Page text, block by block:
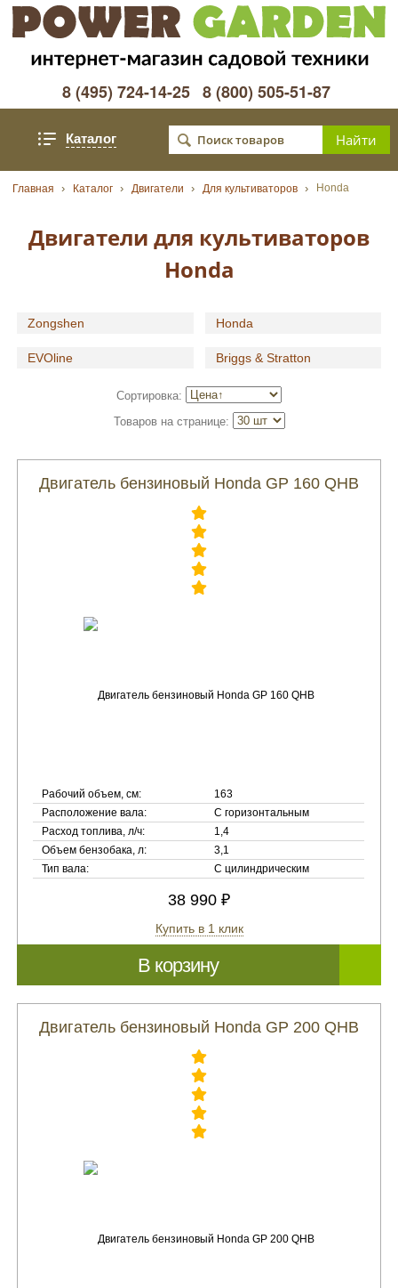
8 (495) 724-14-25 8 (800) 505-51-87
Каталог
Главная Каталог Двигатели Для культиваторов Honda
Двигатели для культиваторов
Honda
Zongshen Honda
EVOline Briggs & Stratton
Сортировка:
Товаров на странице:
Двигатель бензиновый Honda GP 160 QHB
Рабочий объем, см:
163
Расположение вала:
С горизонтальным
Расход топлива, л/ч:
1,4
Объем бензобака, л:
3,1
Тип вала:
С цилиндрическим
38 990 ₽
Купить в 1 клик
В корзину
Двигатель бензиновый Honda GP 200 QHB